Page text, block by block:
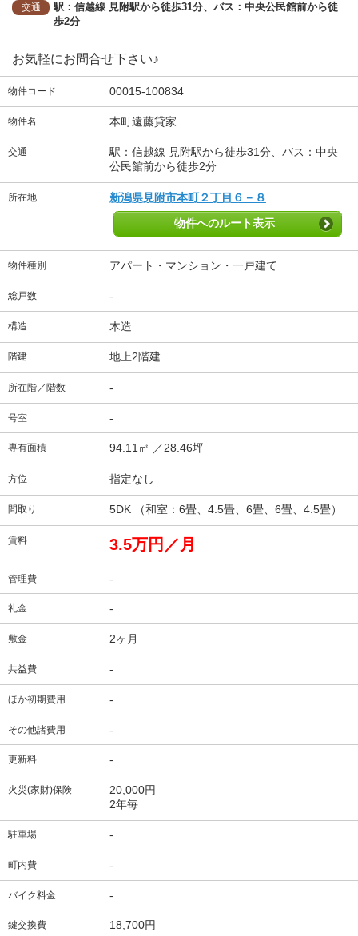
交通
駅：信越線 見附駅から徒歩31分、バス：中央公民館前から徒
歩2分
お気軽にお問合せ下さい♪
物件コード 00015-100834
物件名 本町遠藤貸家
交通
駅：信越線 見附駅から徒歩31分、バス：中央
公民館前から徒歩2分
所在地 新潟県見附市本町２丁目６－８
物件へのルート表示
物件種別 アパート・マンション・一戸建て
総戸数 -
構造 木造
階建 地上2階建
所在階／階数 -
号室 -
専有面積 94.11㎡ ／28.46坪
方位 指定なし
間取り 5DK （和室：6畳、4.5畳、6畳、6畳、4.5畳）
賃料 3.5万円／月
管理費 -
礼金 -
敷金 2ヶ月
共益費 -
ほか初期費用 -
その他諸費用 -
更新料 -
火災(家財)保険
20,000円
2年毎
駐車場 -
町内費 -
バイク料金 -
鍵交換費 18,700円